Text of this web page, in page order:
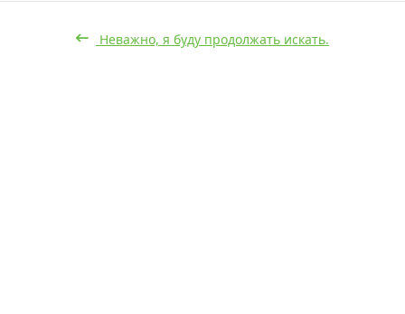
Неважно, я буду продолжать искать.